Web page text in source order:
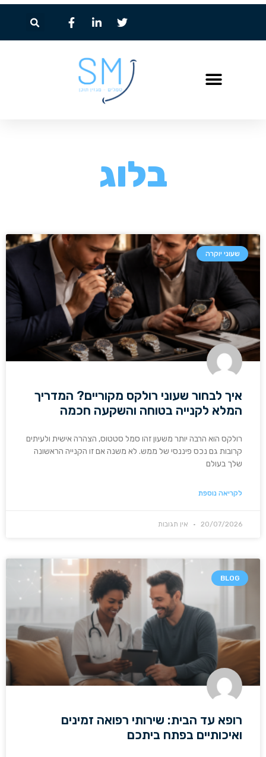
בלוג
שעוני יוקרה
איך לבחור שעוני רולקס מקוריים? המדריך
המלא לקנייה בטוחה והשקעה חכמה
רולקס הוא הרבה יותר משעון זהו סמל סטטוס, הצהרה אישית ולעיתים
קרובות גם נכס פיננסי של ממש. לא משנה אם זו הקנייה הראשונה
שלך בעולם
לקריאה נוספת
20/07/2026 אין תגובות
BLOG
רופא עד הבית: שירותי רפואה זמינים
ואיכותיים בפתח ביתכם